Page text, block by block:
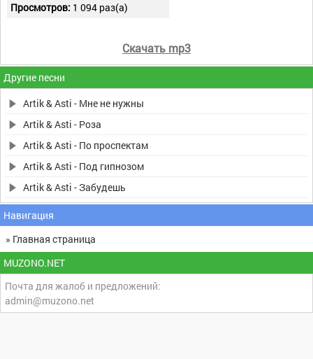
Просмотров: 1 094 раз(а)
Скачать mp3
Другие песни
Artik & Asti - Мне не нужны
Artik & Asti - Роза
Artik & Asti - По проспектам
Artik & Asti - Под гипнозом
Artik & Asti - Забудешь
Навигация
» Главная страница
MUZONO.NET
Почта для жалоб и предложений:
admin@muzono.net